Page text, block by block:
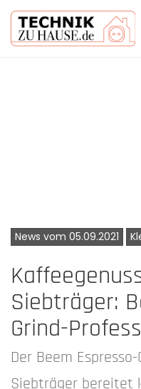
News vom 05.09.2021
Siebträger:
Grind-
Der Beem
Siebträger bereitet